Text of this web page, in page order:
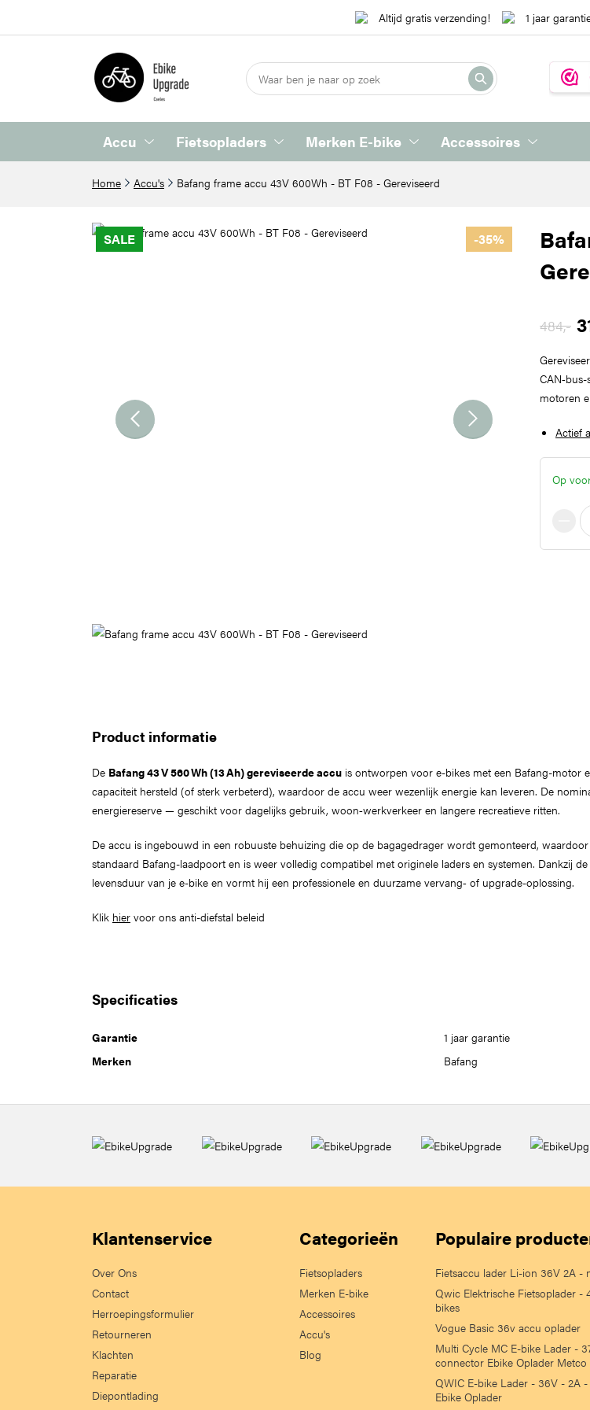
Altijd gratis verzending! 1 jaar
Accu Fietsopladers Merken E-bike Accessoires
Home Accu's Bafang frame accu 43V 600Wh - BT F08 - Gereviseerd
SALE -35%
484,-
motoren
Actief
Op
Product informatie
De Bafang 43 V 560 Wh (13 Ah) gereviseerde accu is ontworpen voor e-bikes met een Bafang-motor
capaciteit hersteld (of sterk verbeterd), waardoor de accu weer wezenlijk energie kan leveren. De
energiereserve — geschikt voor dagelijks gebruik, woon‑werkverkeer en langere recreatieve ritten.
De accu is ingebouwd in een robuuste behuizing die op de bagagedrager wordt gemonteerd,
standaard Bafang-laadpoort en is weer volledig compatibel met originele laders en systemen. Dankzij
levensduur van je e-bike en vormt hij een professionele en duurzame vervang‑ of upgrade-oplossing.
Klik hier voor ons anti-diefstal beleid
Specificaties
Garantie
1 jaar garantie
Merken
Bafang
Klantenservice
Over Ons
Contact
Herroepingsformulier
Retourneren
Klachten
Reparatie
Diepontlading
Categorieën
Fietsopladers
Merken E-bike
Accessoires
Accu's
Blog
Populaire
Fietsaccu lader Li-ion 36V 2A -
Qwic Elektrische Fietsoplader -
bikes
Vogue Basic 36v accu oplader
Multi Cycle MC E-bike Lader -
connector Ebike Oplader Metco
QWIC E-bike Lader - 36V - 2A
Ebike Oplader